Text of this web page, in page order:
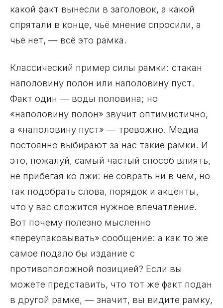
какой факт вынесли в заголовок, а какой
спрятали в конце, чьё мнение спросили, а
чьё нет, — всё это рамка.
Классический пример силы рамки: стакан
наполовину полон или наполовину пуст.
Факт один — воды половина; но
«наполовину полон» звучит оптимистично,
а «наполовину пуст» — тревожно. Медиа
постоянно выбирают за нас такие рамки. И
это, пожалуй, самый частый способ влиять,
не прибегая ко лжи: не соврать ни в чём, но
так подобрать слова, порядок и акценты,
что у вас сложится нужное впечатление.
Вот почему полезно мысленно
«переупаковывать» сообщение: а как то же
самое подало бы издание с
противоположной позицией? Если вы
можете представить, что тот же факт подан
в другой рамке, — значит, вы видите рамку,